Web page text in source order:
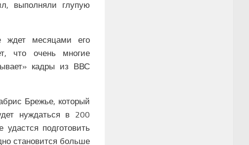
выполняли глупую
ждет месяцами его
что очень многие
кадры из ВВС
Брежье, который
нуждаться в 200
подготовить
становится больше